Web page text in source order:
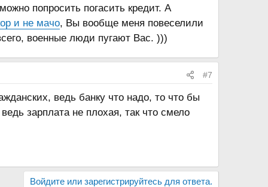
попросить погасить кредит. А
и не мачо, Вы вообще меня повеселили
военные люди пугают Вас. )))
#7
ведь банку что надо, то что бы
зарплата не плохая, так что смело
Войдите или зарегистрируйтесь для ответа.